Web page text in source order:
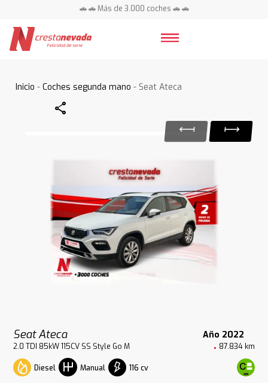
🚗 🚗 Más de 3.000 coches 🚗 🚗
Inicio -Coches segunda mano - Seat Ateca
Share
Seat Ateca Año 2022
2.0 TDI 85kW 115CV SS Style Go M 87.834 km
Diesel Manual 116 cv